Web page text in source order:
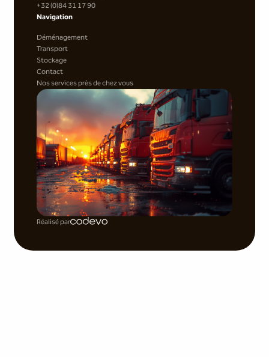
+32 (0)84 31 17 90
Navigation
Déménagement
Transport
Stockage
Contact
Nos services près de chez vous
Réalisé par